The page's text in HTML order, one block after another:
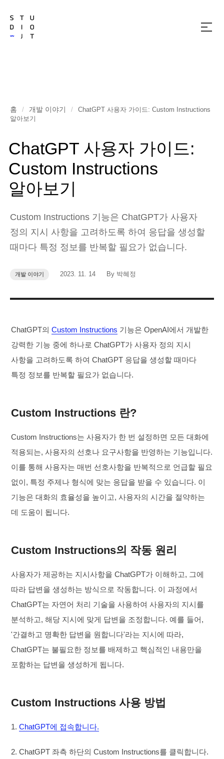
메
홈 / 개발 이야기 /
ChatGPT 사용자 가이드: Custom Instructions
알아보기
ChatGPT 사용자 가이드:
Custom Instructions
알아보기
Custom Instructions 기능은 ChatGPT가 사용자
정의 지시 사항을 고려하도록 하여 응답을 생성할
때마다 특정 정보를 반복할 필요가 없습니다.
카
리
개발 이야기
작
2023. 11. 14
작
By 박혜정
ChatGPT의Custom Instructions 기능은 OpenAI에서 개발한
강력한 기능 중에 하나로 ChatGPT가 사용자 정의 지시
사항을 고려하도록 하여 ChatGPT 응답을 생성할 때마다
특정 정보를 반복할 필요가 없습니다.
Custom Instructions 란?
Custom Instructions는 사용자가 한 번 설정하면 모든 대화에
적용되는, 사용자의 선호나 요구사항을 반영하는 기능입니다.
이를 통해 사용자는 매번 선호사항을 반복적으로 언급할 필요
없이, 특정 주제나 형식에 맞는 응답을 받을 수 있습니다. 이
기능은 대화의 효율성을 높이고, 사용자의 시간을 절약하는
데 도움이 됩니다.
Custom Instructions의 작동 원리
사용자가 제공하는 지시사항을 ChatGPT가 이해하고, 그에
따라 답변을 생성하는 방식으로 작동합니다. 이 과정에서
ChatGPT는 자연어 처리 기술을 사용하여 사용자의 지시를
분석하고, 해당 지시에 맞게 답변을 조정합니다. 예를 들어,
'간결하고 명확한 답변을 원합니다'라는 지시에 따라,
ChatGPT는 불필요한 정보를 배제하고 핵심적인 내용만을
포함하는 답변을 생성하게 됩니다.
Custom Instructions 사용 방법
1.ChatGPT에 접속합니다.
2. ChatGPT 좌측 하단의 Custom Instructions를 클릭합니다.